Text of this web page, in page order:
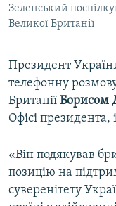
ІНФОГРАФІКА
ДОЛУЧАЙСЯ!
Усі сайти RFE/RL
Зеленський
Великої Британії
Президент
телефонну
Британії Борисом
Офісі президента,
«Він подякував
позицію на
суверенітету